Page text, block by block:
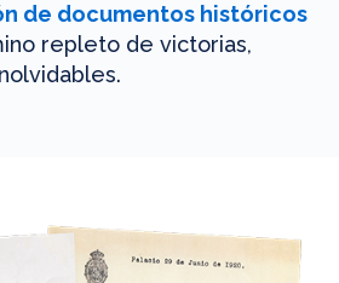
de documentos históricos
repleto de victorias,